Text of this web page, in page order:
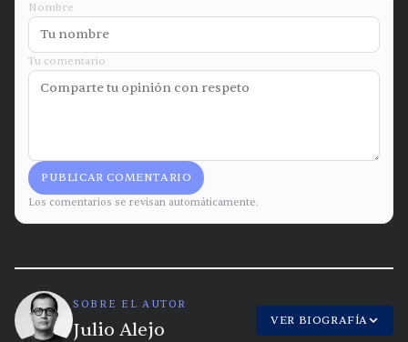
Nombre
Tu comentario
PUBLICAR COMENTARIO
Los comentarios se revisan automáticamente.
SOBRE EL AUTOR
Julio Alejo VER BIOGRAFÍA